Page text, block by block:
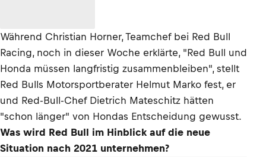
Während Christian Horner, Teamchef bei Red Bull
Racing, noch in dieser Woche erklärte, "Red Bull und
Honda müssen langfristig zusammenbleiben", stellt
Red Bulls Motorsportberater Helmut Marko fest, er
und Red-Bull-Chef Dietrich Mateschitz hätten
"schon länger" von Hondas Entscheidung gewusst.
Was wird Red Bull im Hinblick auf die neue
Situation nach 2021 unternehmen?